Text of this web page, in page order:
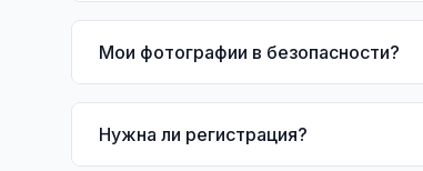
Мои фотографии в безопасности?
Нужна ли регистрация?